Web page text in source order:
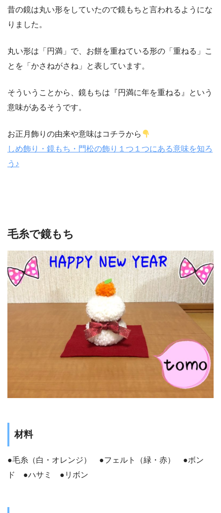
昔の鏡は丸い形をしていたので鏡もちと言われるようにな
りました。
丸い形は「円満」で、お餅を重ねている形の「重ねる」こ
とを「かさねがさね」と表しています。
そういうことから、鏡もちは『円満に年を重ねる』という
意味があるそうです。
お正月飾りの由来や意味はコチラから
しめ飾り・鏡もち・門松の飾り１つ１つにある意味を知ろ
う♪
毛糸で鏡もち
材料
●毛糸（白・オレンジ） ●フェルト（緑・赤） ●ボン
ド ●ハサミ ●リボン